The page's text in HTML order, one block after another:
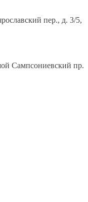
пер., д. 3/5,
Сампсониевский пр.